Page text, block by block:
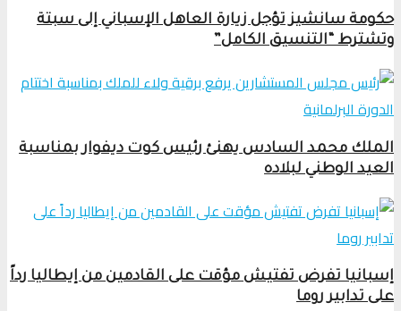
حكومة سانشيز تؤجل زيارة العاهل الإسباني إلى سبتة
وتشترط “التنسيق الكامل”
الملك محمد السادس يهنئ رئيس كوت ديفوار بمناسبة
العيد الوطني لبلاده
إسبانيا تفرض تفتيش مؤقت على القادمين من إيطاليا رداً
على تدابير روما